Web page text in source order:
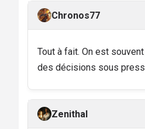
Chronos77
Tout à fait. On est
des décisions sous
Zenithal